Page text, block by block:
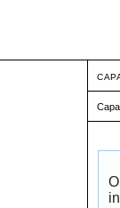
Capa